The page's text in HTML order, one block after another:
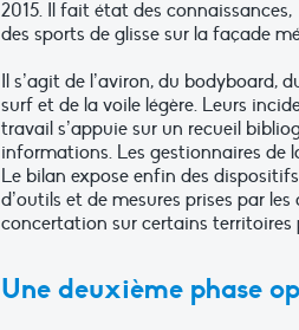
2015. Il fait état des
des sports de glisse sur la façade
Il s’agit de l’aviron, du bodyboard,
surf et de la voile légère. Leurs
travail s’appuie sur un recueil
informations. Les gestionnaires de
Le bilan expose enfin des
d’outils et de mesures prises par
concertation sur certains territoires
Une deuxième phase